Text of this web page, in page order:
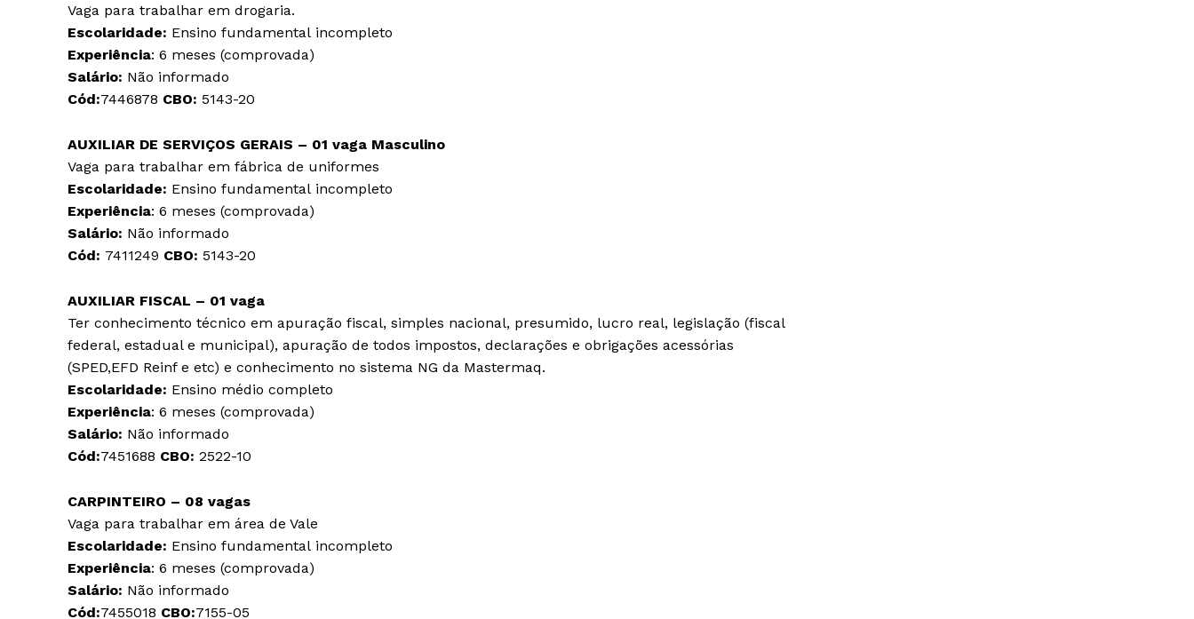
Vaga para trabalhar em drogaria.
Escolaridade: Ensino fundamental incompleto
Experiência: 6 meses (comprovada)
Salário: Não informado
Cód:7446878 CBO: 5143-20
AUXILIAR DE SERVIÇOS GERAIS – 01 vaga Masculino
Vaga para trabalhar em fábrica de uniformes
Escolaridade: Ensino fundamental incompleto
Experiência: 6 meses (comprovada)
Salário: Não informado
Cód: 7411249 CBO: 5143-20
AUXILIAR FISCAL – 01 vaga
Ter conhecimento técnico em apuração fiscal, simples nacional, presumido, lucro real, legislação (fiscal
federal, estadual e municipal), apuração de todos impostos, declarações e obrigações acessórias
(SPED,EFD Reinf e etc) e conhecimento no sistema NG da Mastermaq.
Escolaridade: Ensino médio completo
Experiência: 6 meses (comprovada)
Salário: Não informado
Cód:7451688 CBO: 2522-10
CARPINTEIRO – 08 vagas
Vaga para trabalhar em área de Vale
Escolaridade: Ensino fundamental incompleto
Experiência: 6 meses (comprovada)
Salário: Não informado
Cód:7455018 CBO:7155-05